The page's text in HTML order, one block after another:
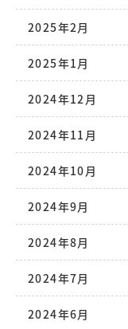
2025年2月
2025年1月
2024年12月
2024年11月
2024年10月
2024年9月
2024年8月
2024年7月
2024年6月